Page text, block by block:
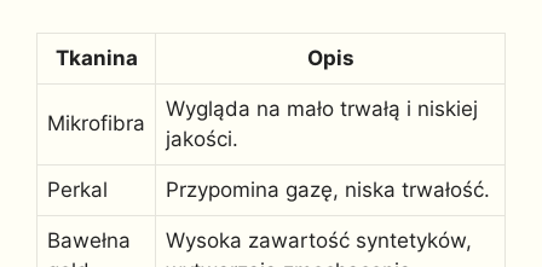
Tkanina Opis
Mikrofibra
Wygląda na mało trwałą i niskiej
jakości.
Perkal Przypomina gazę, niska trwałość.
Bawełna
Wysoka zawartość syntetyków,